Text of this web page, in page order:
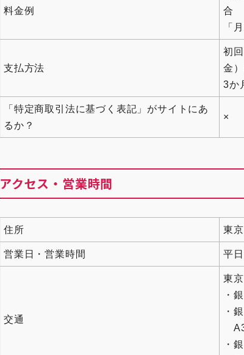
料金例
合
「
支払方法
初
金
3か
「特定商取引法に基づく表記」がサイトにあ
るか？
×
アクセス・営業時間
住所 東
営業日・営業時間 平
交通
東
・
・
・